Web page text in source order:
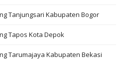
Tanjungsari Kabupaten Bogor
Tapos Kota Depok
Tarumajaya Kabupaten Bekasi